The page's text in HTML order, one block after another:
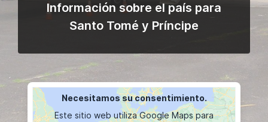
Información sobre el país para
Santo Tomé y Príncipe
Necesitamos su consentimiento.
Este sitio web utiliza Google Maps para